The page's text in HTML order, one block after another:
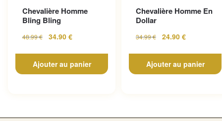
Chevalière Homme
Bling Bling
48.99€ 34.90 €
Ajouter au panier
Chevalière Homme En
Dollar
34.99€ 24.90 €
Ajouter au panier